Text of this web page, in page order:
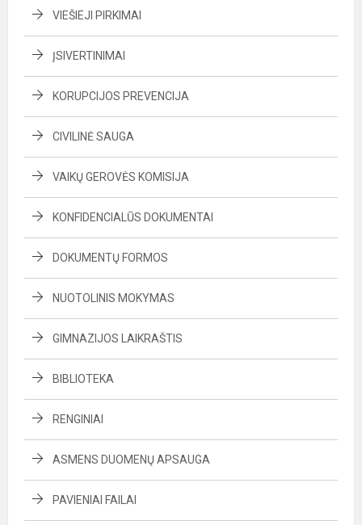
VIEŠIEJI PIRKIMAI
ĮSIVERTINIMAI
KORUPCIJOS PREVENCIJA
CIVILINĖ SAUGA
VAIKŲ GEROVĖS KOMISIJA
KONFIDENCIALŪS DOKUMENTAI
DOKUMENTŲ FORMOS
NUOTOLINIS MOKYMAS
GIMNAZIJOS LAIKRAŠTIS
BIBLIOTEKA
RENGINIAI
ASMENS DUOMENŲ APSAUGA
PAVIENIAI FAILAI